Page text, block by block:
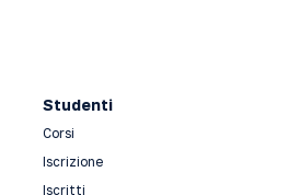
Studenti
Corsi
Iscrizione
Iscritti